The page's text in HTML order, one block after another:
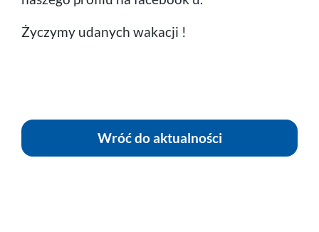
Życzymy udanych wakacji !
Wróć do aktualności